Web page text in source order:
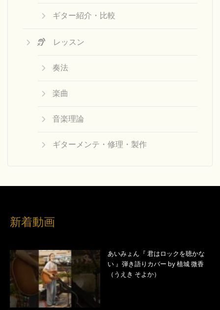
ギター紹介・比較
レッスン
奏法
楽曲
音楽理論
ギターメンテ・修理・製作
新着動画
あいみょん『 君はロックを聴かな
い 』弾き語りカバー by 植城 微香
（うえき そよか）